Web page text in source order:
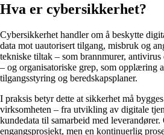
Hva er cybersikkerhet?
Cybersikkerhet handler om å beskytte
data mot uautorisert tilgang, misbruk og
tekniske tiltak – som brannmurer,
– og organisatoriske grep, som opplæring
tilgangsstyring og beredskapsplaner.
I praksis betyr dette at sikkerhet må
virksomheten – fra utvikling av digitale
kundedata til samarbeid med
engangsprosjekt, men en kontinuerlig